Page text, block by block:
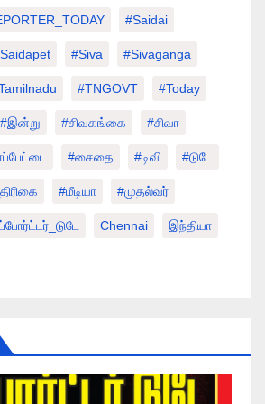
#saidai
#Siva #Sivaganga
#TNGOVT #today
#இன்று #சிவகங்கை #சிவா
#சைதை #டிவி #டுடே
#மீடியா #முதல்வர்
Chennai இந்தியா